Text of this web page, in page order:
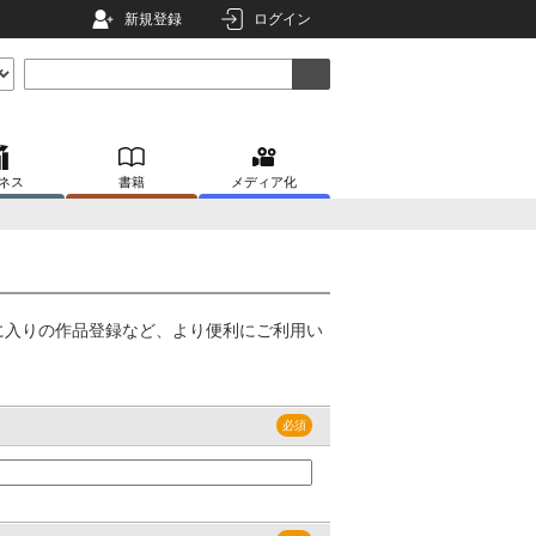
新規登録 ログイン
ス 書籍 メディア化
りの作品登録など、より便利にご利用い